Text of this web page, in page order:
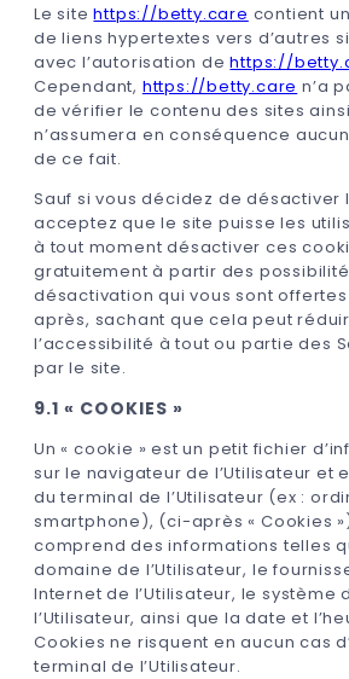
Le sitehttps://betty.care contient
de liens hypertextes vers d’autres
avec l’autorisation dehttps://
Cependant, https://betty.care n’a
de vérifier le contenu des sites
n’assumera en conséquence
de ce fait.
Sauf si vous décidez de désactiver
acceptez que le site puisse les
à tout moment désactiver ces
gratuitement à partir des
désactivation qui vous sont
après, sachant que cela peut
l’accessibilité à tout ou partie des
par le site.
9.1 « COOKIES »
Un « cookie » est un petit fichier
sur le navigateur de l’Utilisateur et
du terminal de l’Utilisateur (ex :
smartphone), (ci-après « Cookies
comprend des informations telles
domaine de l’Utilisateur, le
Internet de l’Utilisateur, le système
l’Utilisateur, ainsi que la date et
Cookies ne risquent en aucun cas
terminal de l’Utilisateur.